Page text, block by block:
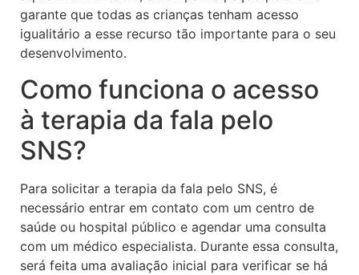
garante que todas as crianças tenham acesso
igualitário a esse recurso tão importante para o seu
desenvolvimento.
Como funciona o acesso
à terapia da fala pelo
SNS?
Para solicitar a terapia da fala pelo SNS, é
necessário entrar em contato com um centro de
saúde ou hospital público e agendar uma consulta
com um médico especialista. Durante essa consulta,
será feita uma avaliação inicial para verificar se há